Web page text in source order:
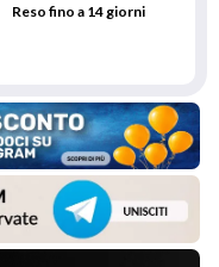
Reso fino a 14 giorni